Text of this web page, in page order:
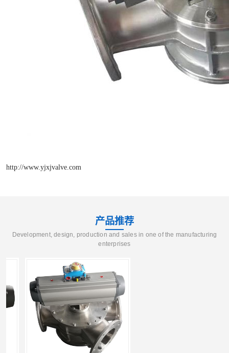
http://www.yjxjvalve.com
产品推荐
Development, design, production and sales in one of the manufacturing
enterprises